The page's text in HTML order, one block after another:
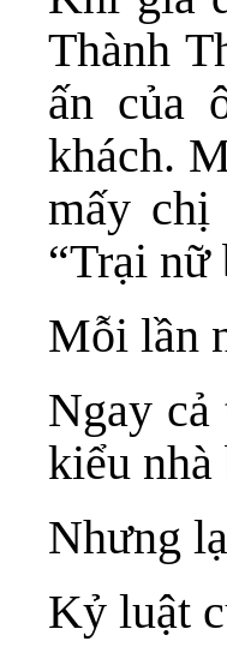
Thành
ấn của
khách.
mấy chị
“Trại nữ
Mỗi lần
Ngay
kiểu nhà
Nhưng
Kỷ luật